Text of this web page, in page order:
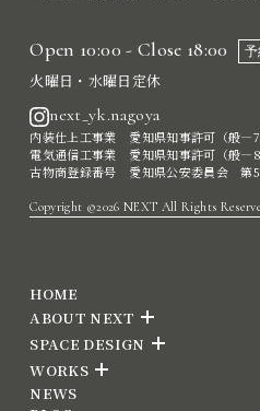
Open 10:00 - Close 18:00 予
火曜日・水曜日定休
next_yk.nagoya
内装仕上工事業 愛知県知事許可（般―7
電気通信工事業 愛知県知事許可（般―8
古物商登録番号 愛知県公安委員会 第
Copyright ©2026 NEXT All Rights
HOME
ABOUT NEXT
SPACE DESIGN
WORKS
NEWS